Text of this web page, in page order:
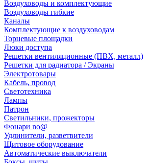
Воздуховоды и комплектующие
Воздуховоды гибкие
Каналы
Комплектующие к воздуховодам
Торцевые площадки
Люки доступа
Решетки вентиляционные (ПВХ, металл)
Решетки для радиатора / Экраны
Электротовары
Кабель, провод
Светотехника
Лампы
Патрон
Светильники, прожекторы
Фонари no@
Удлинители, разветвители
Щитовое оборудование
Автоматические выключатели